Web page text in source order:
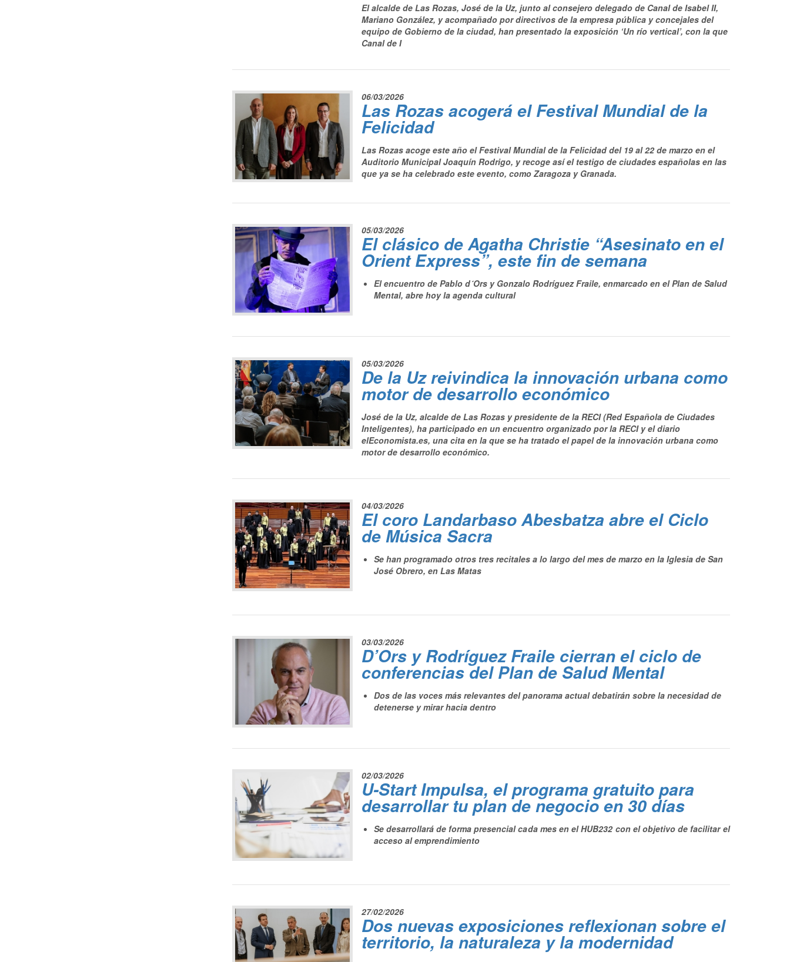
El alcalde de Las Rozas, José de la Uz, junto al consejero delegado de Canal de Isabel II,
Mariano González, y acompañado por directivos de la empresa pública y concejales del
equipo de Gobierno de la ciudad, han presentado la exposición ‘Un río vertical’, con la que
Canal de I
06/03/2026
Las Rozas acogerá el Festival Mundial de la
Felicidad
Las Rozas acoge este año el Festival Mundial de la Felicidad del 19 al 22 de marzo en el
Auditorio Municipal Joaquín Rodrigo, y recoge así el testigo de ciudades españolas en las
que ya se ha celebrado este evento, como Zaragoza y Granada.
05/03/2026
El clásico de Agatha Christie “Asesinato en el
Orient Express”, este fin de semana
El encuentro de Pablo d´Ors y Gonzalo Rodríguez Fraile, enmarcado en el Plan de Salud
Mental, abre hoy la agenda cultural
05/03/2026
De la Uz reivindica la innovación urbana como
motor de desarrollo económico
José de la Uz, alcalde de Las Rozas y presidente de la RECI (Red Española de Ciudades
Inteligentes), ha participado en un encuentro organizado por la RECI y el diario
elEconomista.es, una cita en la que se ha tratado el papel de la innovación urbana como
motor de desarrollo económico.
04/03/2026
El coro Landarbaso Abesbatza abre el Ciclo
de Música Sacra
Se han programado otros tres recitales a lo largo del mes de marzo en la Iglesia de San
José Obrero, en Las Matas
03/03/2026
D’Ors y Rodríguez Fraile cierran el ciclo de
conferencias del Plan de Salud Mental
Dos de las voces más relevantes del panorama actual debatirán sobre la necesidad de
detenerse y mirar hacia dentro
02/03/2026
U-Start Impulsa, el programa gratuito para
desarrollar tu plan de negocio en 30 días
Se desarrollará de forma presencial cada mes en el HUB232 con el objetivo de facilitar el
acceso al emprendimiento
27/02/2026
Dos nuevas exposiciones reflexionan sobre el
territorio, la naturaleza y la modernidad